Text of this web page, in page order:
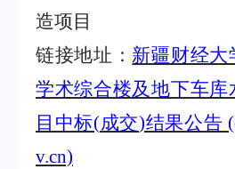
造项目
链接地址： 新疆财经大
学术综合楼及地下车库
目中标(成交)结果公告
v.cn)